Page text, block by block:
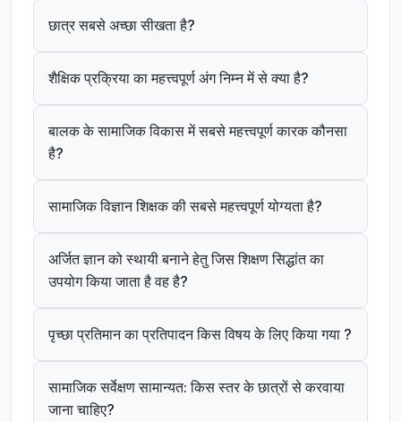
छात्र सबसे अच्छा सीखता है?
शैक्षिक प्रक्रिया का महत्त्वपूर्ण अंग निम्न में से क्या है?
बालक के सामाजिक विकास में सबसे महत्त्वपूर्ण कारक कौनसा
है?
सामाजिक विज्ञान शिक्षक की सबसे महत्त्वपूर्ण योग्यता है?
अर्जित ज्ञान को स्थायी बनाने हेतु जिस शिक्षण सिद्धांत का
उपयोग किया जाता है वह है?
पृच्छा प्रतिमान का प्रतिपादन किस विषय के लिए किया गया ?
सामाजिक सर्वेक्षण सामान्यत: किस स्तर के छात्रों से करवाया
जाना चाहिए?